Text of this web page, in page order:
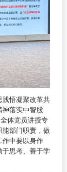
悟凝聚改革共
神落实中智股
体党员讲授专
能部门职责，做
作中要以身作
于思考、善于学